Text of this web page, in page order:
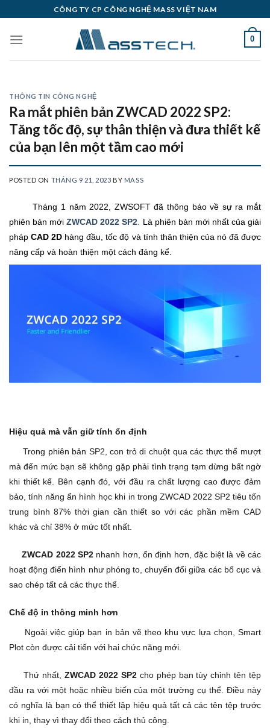
to
content
CÔNG TY CP CÔNG NGHỆ MASS VIỆT NAM
0
THÔNG TIN CÔNG NGHỆ
Ra mắt phiên bản ZWCAD 2022 SP2:
Tăng tốc độ, sự thân thiện và đưa thiết kế
của bạn lên một tầm cao mới
POSTED ON THÁNG 9 21, 2023 BY MASS
Tháng 1 năm 2022, ZWSOFT đã thông báo về sự ra mắt
phiên bản mớiZWCAD 2022 SP2
Là phiên bản mới nhất của giải
phápCAD 2D hàng đầu, tốc độ và tính thân thiện của nó đã được
nâng cấp và hoàn thiện một cách đáng kể.
Hiệu quả mà vẫn giữ tính ổn định
Trong phiên bản SP2, con trỏ di chuột qua các thực thể mượt
mà đến mức bạn sẽ không gặp phải tình trạng tạm dừng bất ngờ
khi thiết kế. Bên cạnh đó, với đầu ra chất lượng cao được đảm
bảo, tính năng ẩn hình học khi in trong ZWCAD 2022 SP2 tiêu tốn
trung bình 87% thời gian cần thiết so với các phần mềm CAD
khác và chỉ 38% ở mức tốt nhất.
ZWCAD 2022 SP2 nhanh hơn, ổn định hơn, đặc biệt là về các
hoạt động điển hình như phóng to, chuyển đổi giữa các bố cục và
sao chép tất cả các thực thể.
Chế độ in thông minh hơn
Ngoài việc giúp bạn in bản vẽ theo khu vực lựa chọn, Smart
Plot còn được cải tiến với hai chức năng mới.
Thứ nhất,ZWCAD 2022 SP2cho phép bạn tùy chỉnh tên tệp
đầu ra với một hoặc nhiều biến của một trường cụ thể. Điều này
có nghĩa là bạn có thể thiết lập hiệu quả tất cả các tên tệp trước
khi in, thay vì thay đổi theo cách thủ công.